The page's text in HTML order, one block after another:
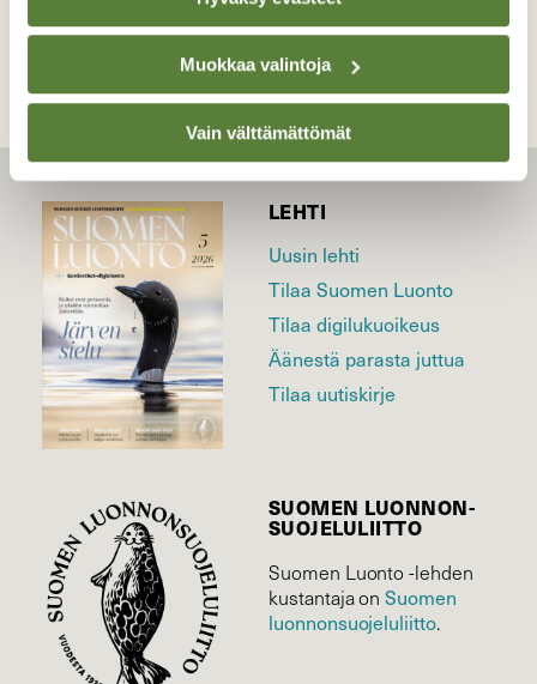
Muokkaa valintoja
Vain välttämättömät
LEHTI
Uusin lehti
Tilaa Suomen Luonto
Tilaa digilukuoikeus
Äänestä parasta juttua
Tilaa uutiskirje
SUOMEN LUONNON­
SUOJELU­LIITTO
Suomen Luonto -lehden
kustantaja onSuomen
luonnonsuojelu­liitto.